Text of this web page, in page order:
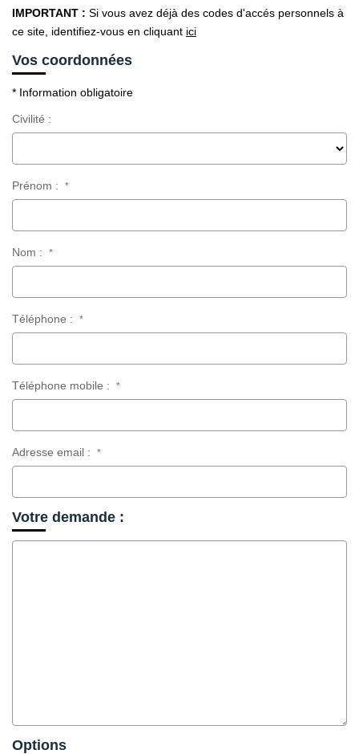
IMPORTANT : Si vous avez déjà des codes d'accés personnels à
ce site, identifiez-vous en cliquant ici
Vos coordonnées
* Information obligatoire
Civilité :
Prénom : *
Nom : *
Téléphone : *
Téléphone mobile : *
Adresse email : *
Votre demande :
Options